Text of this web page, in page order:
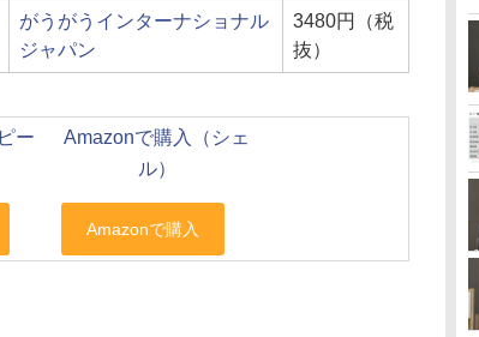
がうがうインターナショナル
ジャパン
3480円（税
抜）
ー
Amazonで購入（シェ
ル）